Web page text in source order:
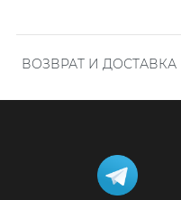
ВОЗВРАТ И ДОСТАВКА
течение дня в течение
заказа. Заказы,
на следующий день.